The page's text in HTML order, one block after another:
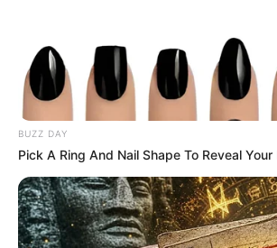
BUZZ DAY
Pick A Ring And Nail Shape To Reveal